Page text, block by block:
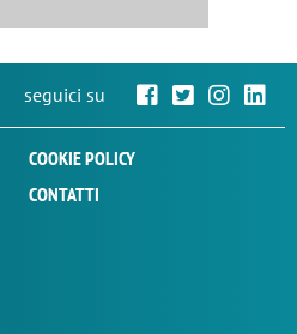
seguici su
COOKIE POLICY
CONTATTI